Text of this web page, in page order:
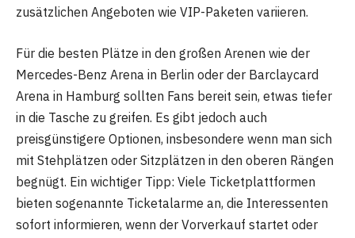
zusätzlichen Angeboten wie VIP-Paketen variieren.
Für die besten Plätze in den großen Arenen wie der
Mercedes-Benz Arena in Berlin oder der Barclaycard
Arena in Hamburg sollten Fans bereit sein, etwas tiefer
in die Tasche zu greifen. Es gibt jedoch auch
preisgünstigere Optionen, insbesondere wenn man sich
mit Stehplätzen oder Sitzplätzen in den oberen Rängen
begnügt. Ein wichtiger Tipp: Viele Ticketplattformen
bieten sogenannte Ticketalarme an, die Interessenten
sofort informieren, wenn der Vorverkauf startet oder